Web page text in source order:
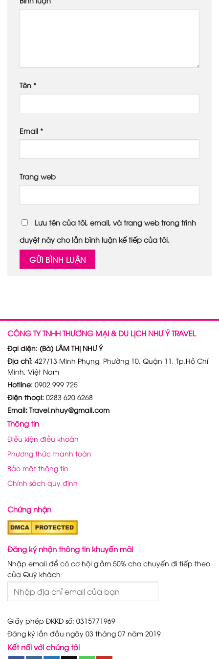
Tên *
Email *
Trang web
Lưu tên của tôi, email, và trang web trong trình
duyệt này cho lần bình luận kế tiếp của tôi.
CÔNG TY TNHH THƯƠNG MẠI & DU LỊCH NHƯ Ý TRAVEL
Đại diện: (Bà) LÂM THỊ NHƯ Ý
Địa chỉ: 427/13 Minh Phụng, Phường 10, Quận 11, Tp.Hồ Chí
Minh, Việt Nam
Hotline: 0902 999 725
Điện thoại: 0283 620 6268
Email: Travel.nhuy@gmail.com
Thông tin
Điều kiện điều khoản
Phương thức thanh toán
Bảo mật thông tin
Chính sách quy định
Chứng nhận
Đăng ký nhận thông tin khuyến mãi
Nhập email để có cơ hội giảm 50% cho chuyến đi tiếp theo
của Quý khách
Giấy phép ĐKKD số: 0315771969
Đăng ký lần đầu ngày 03 tháng 07 năm 2019
Kết nối với chúng tôi